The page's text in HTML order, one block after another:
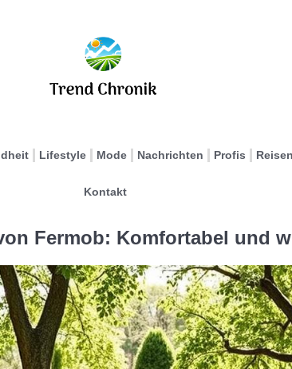
Lifestyle Mode Nachrichten Profis Reisen
Kontakt
Fermob: Komfortabel und